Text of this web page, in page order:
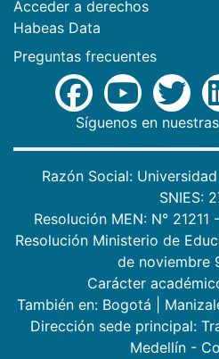
Acceder a derechos
Habeas Data
Preguntas frecuentes
Síguenos en
Razón Social:
SNIES:
Resolución MEN: N°
Resolución Ministerio de
de noviembre
Carácter
También en: Bogotá
Dirección sede principal:
Medellín -